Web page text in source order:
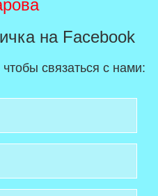
на Facebook
связаться с нами: